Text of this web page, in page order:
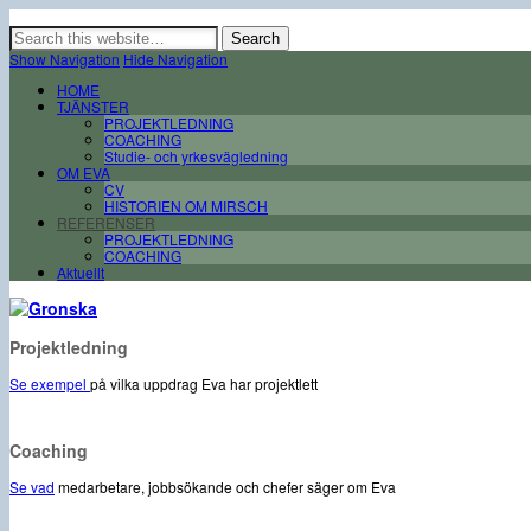
Erfaren och engagerad projektledning samt professionell coaching för chefer,
Show Navigation Hide Navigation
HOME
TJÄNSTER
PROJEKTLEDNING
COACHING
Studie- och yrkesvägledning
OM EVA
CV
HISTORIEN OM MIRSCH
REFERENSER
PROJEKTLEDNING
COACHING
Aktuellt
Projektledning
Se exempel på vilka uppdrag Eva har projektlett
Coaching
Se vad medarbetare, jobbsökande och chefer säger om Eva